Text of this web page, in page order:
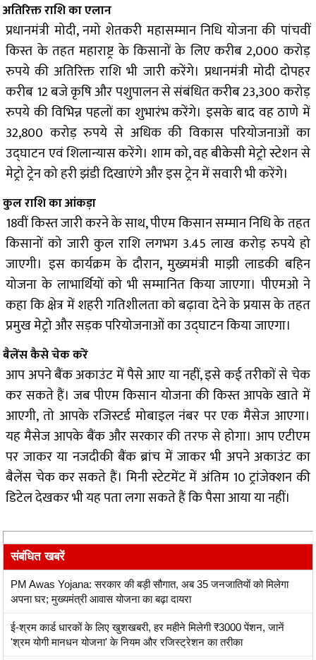
अतिरिक्त राशि का एलान
प्रधानमंत्री मोदी, नमो शेतकरी महासम्मान निधि योजना की पांचवीं
किस्त के तहत महाराष्ट्र के किसानों के लिए करीब 2,000 करोड़
रुपये की अतिरिक्त राशि भी जारी करेंगे। प्रधानमंत्री मोदी दोपहर
करीब 12 बजे कृषि और पशुपालन से संबंधित करीब 23,300 करोड़
रुपये की विभिन्न पहलों का शुभारंभ करेंगे। इसके बाद वह ठाणे में
32,800 करोड़ रुपये से अधिक की विकास परियोजनाओं का
उद्घाटन एवं शिलान्यास करेंगे। शाम को, वह बीकेसी मेट्रो स्टेशन से
मेट्रो ट्रेन को हरी झंडी दिखाएंगे और इस ट्रेन में सवारी भी करेंगे।
कुल राशि का आंकड़ा
18वीं किस्त जारी करने के साथ, पीएम किसान सम्मान निधि के तहत
किसानों को जारी कुल राशि लगभग 3.45 लाख करोड़ रुपये हो
जाएगी। इस कार्यक्रम के दौरान, मुख्यमंत्री माझी लाडकी बहिन
योजना के लाभार्थियों को भी सम्मानित किया जाएगा। पीएमओ ने
कहा कि क्षेत्र में शहरी गतिशीलता को बढ़ावा देने के प्रयास के तहत
प्रमुख मेट्रो और सड़क परियोजनाओं का उद्घाटन किया जाएगा।
बैलेंस कैसे चेक करें
आप अपने बैंक अकाउंट में पैसे आए या नहीं, इसे कई तरीकों से चेक
कर सकते हैं। जब पीएम किसान योजना की किस्त आपके खाते में
आएगी, तो आपके रजिस्टर्ड मोबाइल नंबर पर एक मैसेज आएगा।
यह मैसेज आपके बैंक और सरकार की तरफ से होगा। आप एटीएम
पर जाकर या नजदीकी बैंक ब्रांच में जाकर भी अपने अकाउंट का
बैलेंस चेक कर सकते हैं। मिनी स्टेटमेंट में अंतिम 10 ट्रांजेक्शन की
डिटेल देखकर भी यह पता लगा सकते हैं कि पैसा आया या नहीं।
संबंधित खबरें
PM Awas Yojana: सरकार की बड़ी सौगात, अब 35 जनजातियों को मिलेगा
अपना घर; मुख्यमंत्री आवास योजना का बढ़ा दायरा
ई-श्रम कार्ड धारकों के लिए खुशखबरी, हर महीने मिलेगी ₹3000 पेंशन, जानें
'श्रम योगी मानधन योजना' के नियम और रजिस्ट्रेशन का तरीका